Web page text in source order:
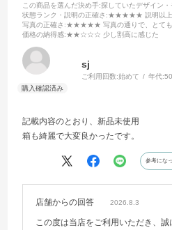
この商品を選んだ決め手:探していたデザイン
状態ランク・説明の正確さ :★★★★★ 説明以上
写真の正確さ :★★★★★ 写真の通りで、とても
価格の納得感:★★☆☆☆ 少し割高に感じた
sj
ご利用回数:始めて 年代:
記載内容のとおり、新品未使用
箱も綺麗で大変良かったです。
参考にな
店舗からの回答 2026.8.3
この度は当店をご利用いただき、